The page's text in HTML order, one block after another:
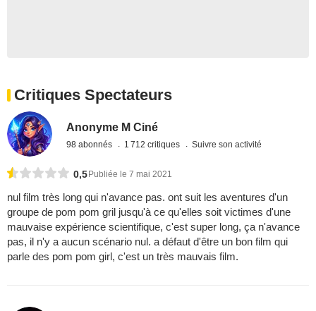
Critiques Spectateurs
Anonyme M Ciné
98 abonnés 1 712 critiques Suivre son activité
0,5Publiée le 7 mai 2021
nul film très long qui n'avance pas. ont suit les aventures d'un
groupe de pom pom gril jusqu'à ce qu'elles soit victimes d'une
mauvaise expérience scientifique, c'est super long, ça n'avance
pas, il n'y a aucun scénario nul. a défaut d'être un bon film qui
parle des pom pom girl, c'est un très mauvais film.